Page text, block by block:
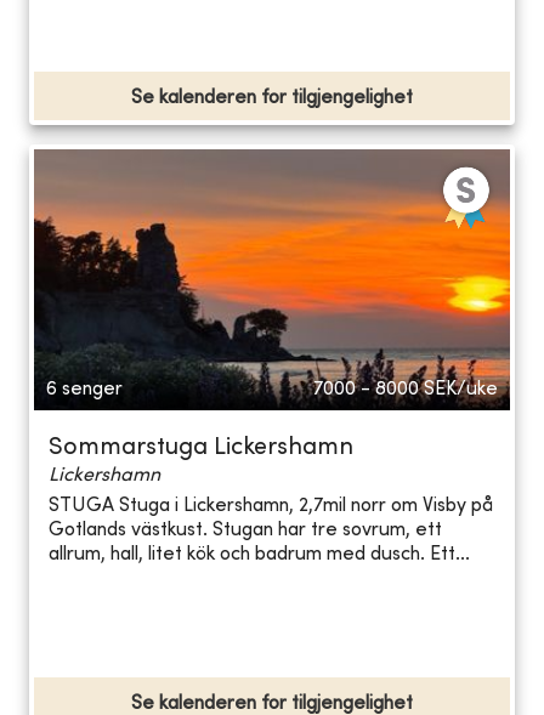
Se kalenderen for tilgjengelighet
6 senger 7000 - 8000 SEK/uke
Sommarstuga Lickershamn
Lickershamn
STUGA Stuga i Lickershamn, 2,7mil norr om Visby på
Gotlands västkust. Stugan har tre sovrum, ett
allrum, hall, litet kök och badrum med dusch. Ett...
Se kalenderen for tilgjengelighet